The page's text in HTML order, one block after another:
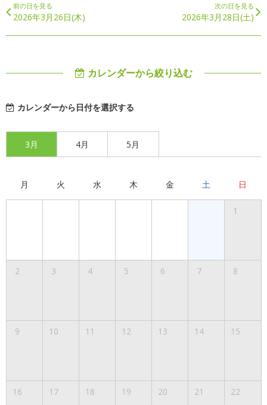
前の日を見る
2026年3月26日(木)
次の日を見る
2026年3月28日(土)
カレンダーから絞り込む
カレンダーから日付を選択する
3月 4月 5月
月 火 水 木 金 土 日
1
2 3 4 5 6 7 8
9 10 11 12 13 14 15
16 17 18 19 20 21 22